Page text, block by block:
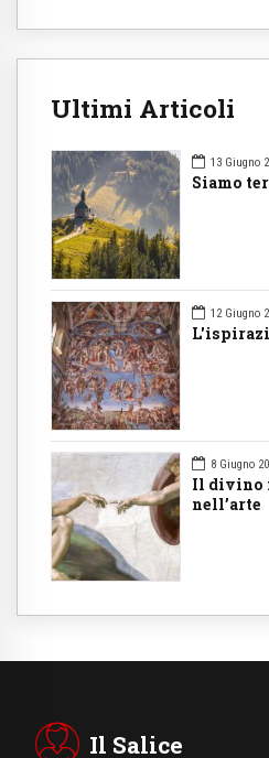
Ultimi Articoli
13 Giugno
Siamo
12 Giugno
8 Giugno
Il divino
nell’arte
Il Salice